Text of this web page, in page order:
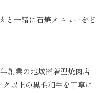
と一緒に石焼メニューをど
創業の地域密着型焼肉店
以上の黒毛和牛を丁寧に